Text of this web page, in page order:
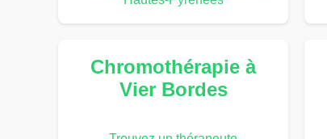
Chromothérapie à
Vier Bordes